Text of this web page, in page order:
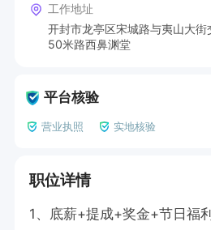
工作地址
开封市龙亭区宋城路与夷山大街
50米路西鼻渊堂
平台核验
营业执照 实地核验
职位详情
1、底薪+提成+奖金+节日福